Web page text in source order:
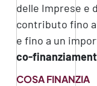
delle Imprese e
contributo fino
e fino a un
co-
COSA FINANZIA